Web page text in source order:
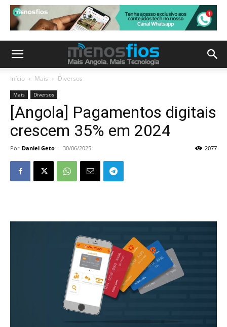
Início Mais Diversos
Mais Diversos
[Angola] Pagamentos digitais
crescem 35% em 2024
Por Daniel Geto - 30/06/2025 2077